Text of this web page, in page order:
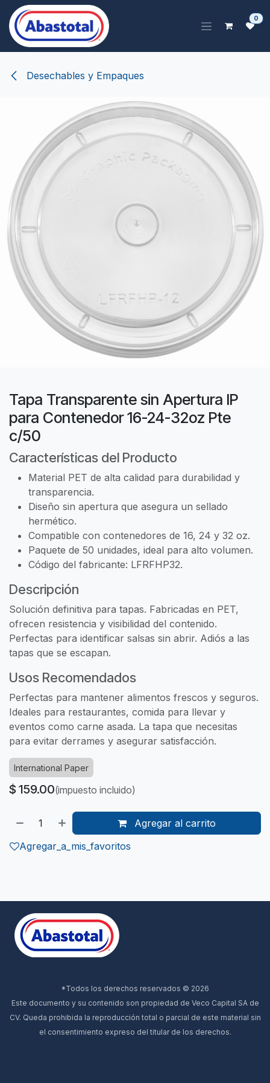
Ir al contenido
0
Desechables y Empaques
Tapa Transparente sin Apertura IP
para Contenedor 16-24-32oz Pte
c/50
Características del Producto
Material PET de alta calidad para durabilidad y
transparencia.
Diseño sin apertura que asegura un sellado
hermético.
Compatible con contenedores de 16, 24 y 32 oz.
Paquete de 50 unidades, ideal para alto volumen.
Código del fabricante: LFRFHP32.
Descripción
Solución definitiva para tapas. Fabricadas en PET,
ofrecen resistencia y visibilidad del contenido.
Perfectas para identificar salsas sin abrir. Adiós a las
tapas que se escapan.
Usos Recomendados
Perfectas para mantener alimentos frescos y seguros.
Ideales para restaurantes, comida para llevar y
eventos como carne asada. La tapa que necesitas
para evitar derrames y asegurar satisfacción.
International Paper
$ 159.00(impuesto incluido)
Agregar al carrito
Agregar_a_mis_favoritos
*Todos los derechos reservados © 2026
Este documento y su contenido son propiedad de Veco Capital SA de
CV. Queda prohibida la reproducción total o parcial de este material sin
el consentimiento expreso del titular de los derechos.